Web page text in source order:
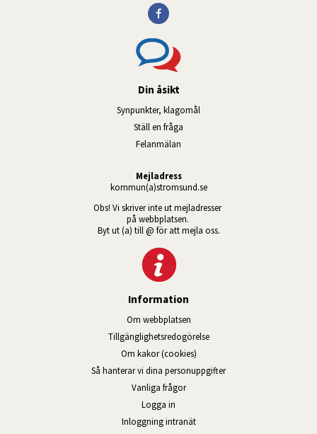
Din åsikt
Synpunkter, klagomål
Ställ en fråga
Felanmälan
Mejladress
kommun(a)stromsund.se
Obs! Vi skriver inte ut mejladresser
på webbplatsen.
Byt ut (a) till @ för att mejla oss.
Information
Om webbplatsen
Tillgänglig­hets­redo­görelse
Om kakor (cookies)
Så hanterar vi dina personuppgifter
Vanliga frågor
Logga in
Inloggning intranätÖppnas i nytt fönster.